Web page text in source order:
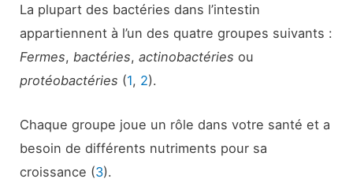
La plupart des bactéries dans l’intestin
appartiennent à l’un des quatre groupes suivants :
Fermes, bactéries,actinobactéries ou
protéobactéries (1, 2).
Chaque groupe joue un rôle dans votre santé et a
besoin de différents nutriments pour sa
croissance (3).